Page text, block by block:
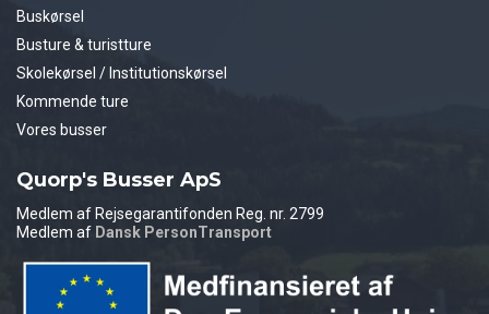
Buskørsel
Busture & turistture
Skolekørsel / Institutionskørsel
Kommende ture
Vores busser
Quorp's Busser ApS
Medlem af Rejsegarantifonden Reg. nr. 2799
Medlem af Dansk PersonTransport